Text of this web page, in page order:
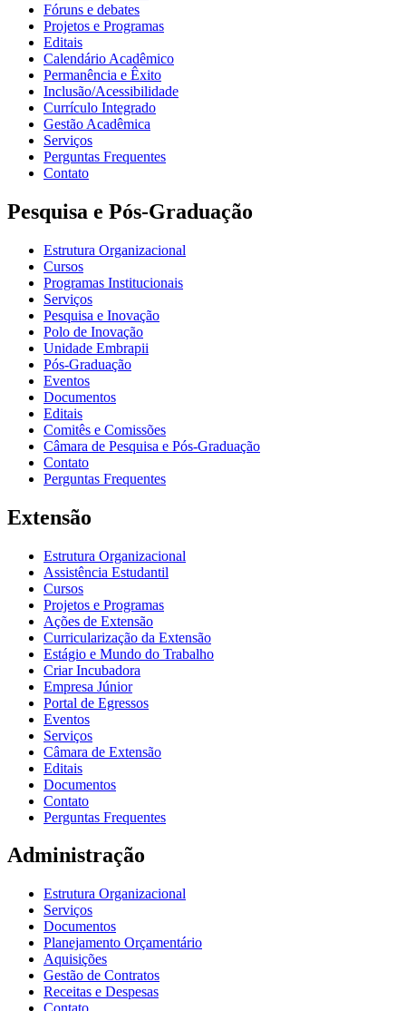
Fóruns e debates
Projetos e Programas
Editais
Calendário Acadêmico
Permanência e Êxito
Inclusão/Acessibilidade
Currículo Integrado
Gestão Acadêmica
Serviços
Perguntas Frequentes
Contato
Pesquisa e Pós-Graduação
Estrutura Organizacional
Cursos
Programas Institucionais
Serviços
Pesquisa e Inovação
Polo de Inovação
Unidade Embrapii
Pós-Graduação
Eventos
Documentos
Editais
Comitês e Comissões
Câmara de Pesquisa e Pós-Graduação
Contato
Perguntas Frequentes
Extensão
Estrutura Organizacional
Assistência Estudantil
Cursos
Projetos e Programas
Ações de Extensão
Curricularização da Extensão
Estágio e Mundo do Trabalho
Criar Incubadora
Empresa Júnior
Portal de Egressos
Eventos
Serviços
Câmara de Extensão
Editais
Documentos
Contato
Perguntas Frequentes
Administração
Estrutura Organizacional
Serviços
Documentos
Planejamento Orçamentário
Aquisições
Gestão de Contratos
Receitas e Despesas